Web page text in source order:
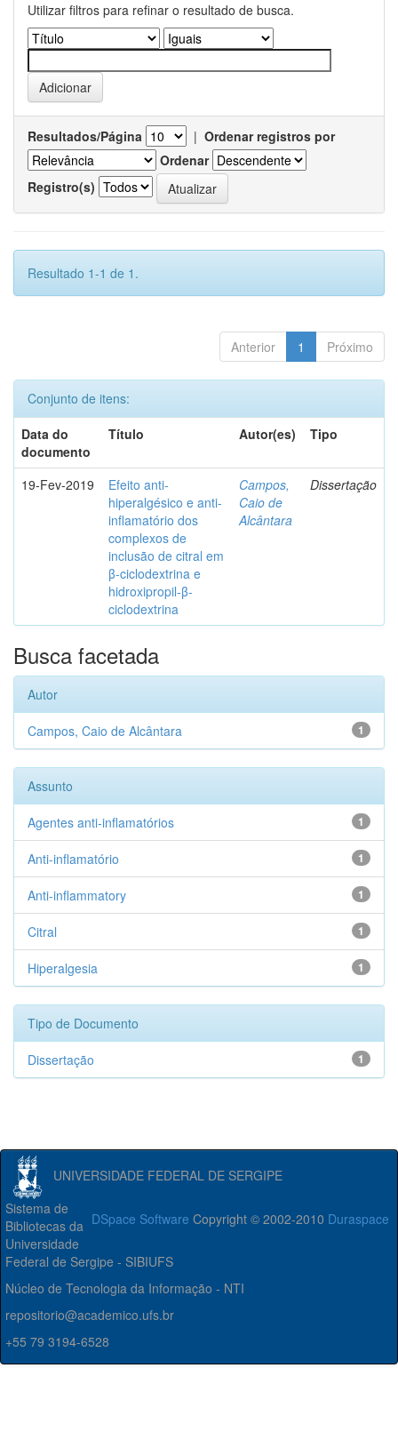
Utilizar filtros para refinar o resultado de busca.
Resultados/Página | Ordenar registros por
Ordenar
Registro(s)
Resultado 1-1 de 1.
Anterior 1 Próximo
Conjunto de itens:
Data do
documento
Título Autor(es) Tipo
19-Fev-2019
Efeito anti-
hiperalgésico e anti-
inflamatório dos
complexos de
inclusão de citral em
β-ciclodextrina e
hidroxipropil-β-
ciclodextrina
Campos,
Caio de
Alcântara
Dissertação
Busca facetada
Autor
1
Campos, Caio de Alcântara
Assunto
1
Agentes anti-inflamatórios
1
Anti-inflamatório
1
Anti-inflammatory
1
Citral
1
Hiperalgesia
Tipo de Documento
1
Dissertação
UNIVERSIDADE FEDERAL DE SERGIPE
DSpace Software Copyright © 2002-2010 Duraspace
Sistema de
Bibliotecas da
Universidade
Federal de Sergipe - SIBIUFS
Núcleo de Tecnologia da Informação - NTI
repositorio@academico.ufs.br
+55 79 3194-6528